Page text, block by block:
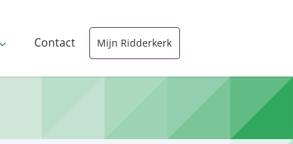
Contact Mijn Ridderkerk